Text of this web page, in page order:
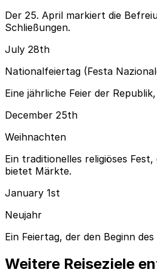
Der 25. April markiert die
Schließungen.
July 28th
Nationalfeiertag (Festa
Eine jährliche Feier der
December 25th
Weihnachten
Ein traditionelles religiöses
bietet Märkte.
January 1st
Neujahr
Ein Feiertag, der den Beginn
Weitere Reiseziele